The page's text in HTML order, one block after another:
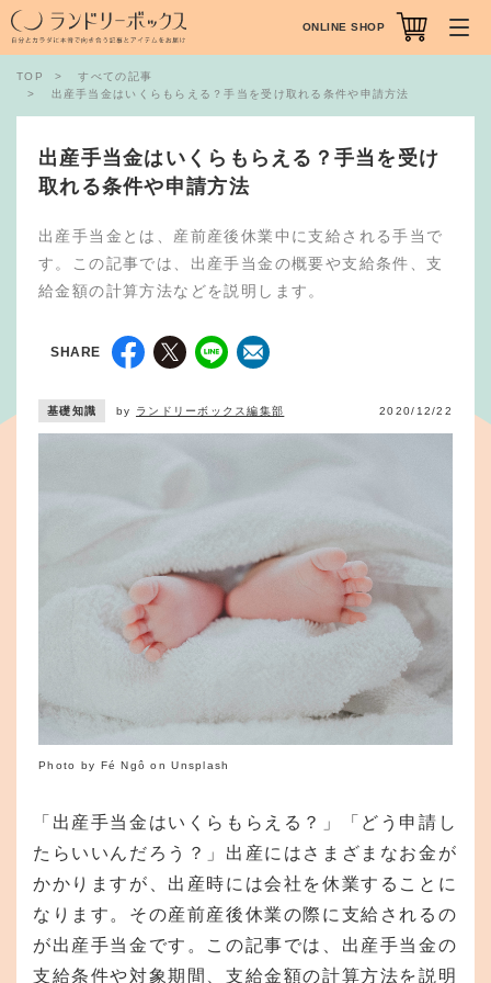
TOP
すべての記事
出産手当金はいくらもらえる？手当を受け取れる条件や申請方法
出産手当金はいくらもらえる？手当を受け
取れる条件や申請方法
出産手当金とは、産前産後休業中に支給される手当で
す。この記事では、出産手当金の概要や支給条件、支
給金額の計算方法などを説明します。
SHARE
基礎知識 by ランドリーボックス編集部 2020/12/22
Photo by Fé Ngô on Unsplash
「出産手当金はいくらもらえる？」「どう申請し
たらいいんだろう？」出産にはさまざまなお金が
かかりますが、出産時には会社を休業することに
なります。その産前産後休業の際に支給されるの
が出産手当金です。この記事では、出産手当金の
支給条件や対象期間、支給金額の計算方法を説明
ONLINE SHOP